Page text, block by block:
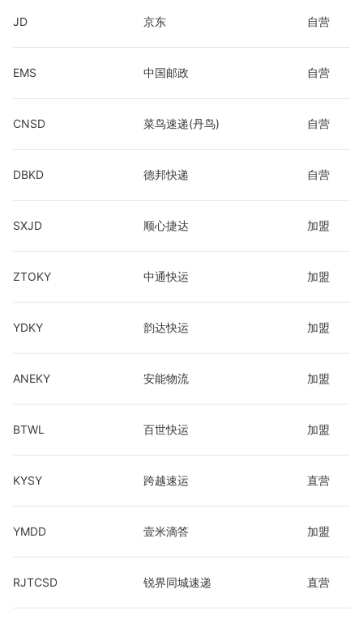
JD 京东 自营
EMS 中国邮政 自营
CNSD 菜鸟速递(丹鸟) 自营
DBKD 德邦快递 自营
SXJD 顺心捷达 加盟
ZTOKY 中通快运 加盟
YDKY 韵达快运 加盟
ANEKY 安能物流 加盟
BTWL 百世快运 加盟
KYSY 跨越速运 直营
YMDD 壹米滴答 加盟
RJTCSD 锐界同城速递 直营